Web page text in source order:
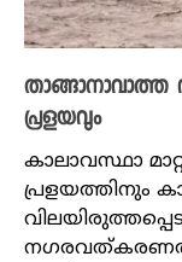
പ്രളയവും
കാലാവസ്ഥാ
പ്രളയത്തിനും